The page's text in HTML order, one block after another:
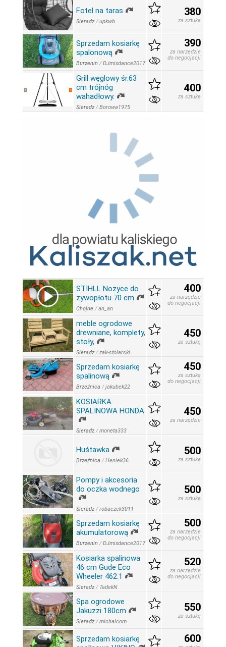
Fotel na taras
Sieradz /upkwb
380
za sztukę
Sprzedam kosiarkę
spalonową
Burzenin /DJmixdance2017
390
za narzędzie
do negocjacji
Grill węglowy śr.63
cm trójnóg
wahadłowy.
Sieradz /Borowa1975
400
za sztukę
STIHLL Nożyce do
żywopłotu 70 cm
Chojne /an_an
400
za narzędzie
do negocjacji
meble ogrodowe
drewniane, komplety,
stoły,
Sieradz /zak-stolarski
450
za sztukę
Sprzedam kosiarkę
spalinową
Brzeźnica /jakubek22
450
za sztukę
do negocjacji
KOSIARKA
SPALINOWA HONDA
Sieradz /moneta333
450
za narzędzie
Huśtawka
Brzeźnica /Heniek36
500
za sztukę
Pompy i akcesoria
do oczka wodnego
Sieradz /robaczek3011
500
za sztukę
Sprzedam kosiarkę
akumulatorową
Burzenin /DJmixdance2017
500
za narzędzie
do negocjacji
Kosiarka spalinowa
46 cm Gude Eco
Wheeler 462.1
Sieradz / TadekN
520
za narzędzie
do negocjacji
Spa ogrodowe
Jakuzzi 180cm
Sieradz /michalcom
550
za sztukę
Sprzedam kosiarkę
600